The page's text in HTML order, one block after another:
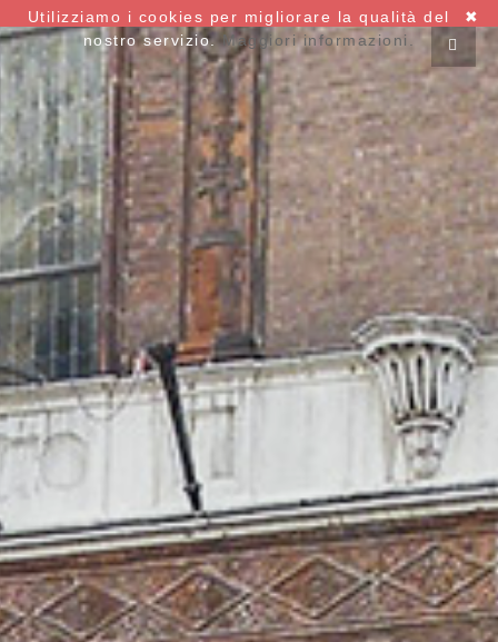
✖
Utilizziamo i cookies per migliorare la qualità del
nostro servizio. Maggiori informazioni.